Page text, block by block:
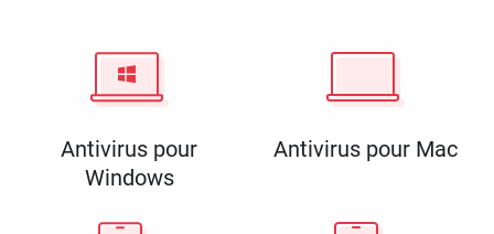
Antivirus pour
Windows
Antivirus pour Mac